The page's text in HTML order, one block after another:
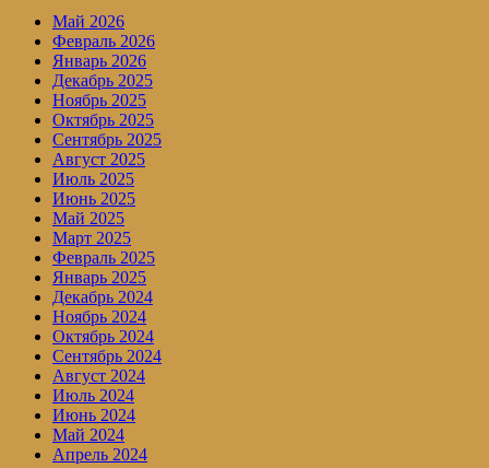
Май 2026
Февраль 2026
Январь 2026
Декабрь 2025
Ноябрь 2025
Октябрь 2025
Сентябрь 2025
Август 2025
Июль 2025
Июнь 2025
Май 2025
Март 2025
Февраль 2025
Январь 2025
Декабрь 2024
Ноябрь 2024
Октябрь 2024
Сентябрь 2024
Август 2024
Июль 2024
Июнь 2024
Май 2024
Апрель 2024